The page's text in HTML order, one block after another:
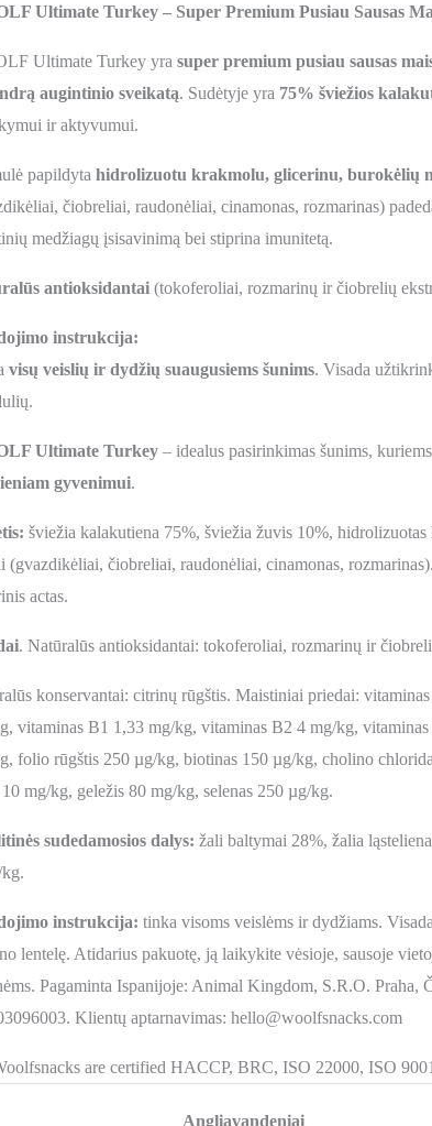
Ultimate Turkey – Super Premium Pusiau Sausas
Ultimate Turkey yra super premium pusiau sausas
augintinio sveikatą. Sudėtyje yra 75% šviežios
ir aktyvumui.
papildyta hidrolizuotu krakmolu, glicerinu, burokėlių
čiobreliai, raudonėliai, cinamonas, rozmarinas)
medžiagų įsisavinimą bei stiprina imunitetą.
antioksidantai(tokoferoliai, rozmarinų ir čiobrelių
instrukcija:
visų veislių ir dydžių suaugusiems šunims. Visada
Ultimate Turkey– idealus pasirinkimas šunims,
gyvenimui.
šviežia kalakutiena 75%, šviežia žuvis 10%,
(gvazdikėliai, čiobreliai, raudonėliai, cinamonas,
actas.
. Natūralūs antioksidantai: tokoferoliai, rozmarinų ir
konservantai: citrinų rūgštis. Maistiniai priedai:
vitaminas B1 1,33 mg/kg, vitaminas B2 4 mg/kg,
folio rūgštis 250 µg/kg, biotinas 150 µg/kg, cholino
mg/kg, geležis 80 mg/kg, selenas 250 µg/kg.
sudedamosios dalys: žali baltymai 28%, žalia
instrukcija: tinka visoms veislėms ir dydžiams.
lentelę. Atidarius pakuotę, ją laikykite vėsioje, sausoje
Pagaminta Ispanijoje: Animal Kingdom, S.R.O.
Klientų aptarnavimas: hello@woolfsnacks.com
are certified HACCP, BRC, ISO 22000, ISO
Angliavandeniai